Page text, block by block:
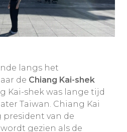
langs het
de Chiang Kai-shek
Kai-shek was lange tijd
Taiwan. Chiang Kai
president van de
gezien als de